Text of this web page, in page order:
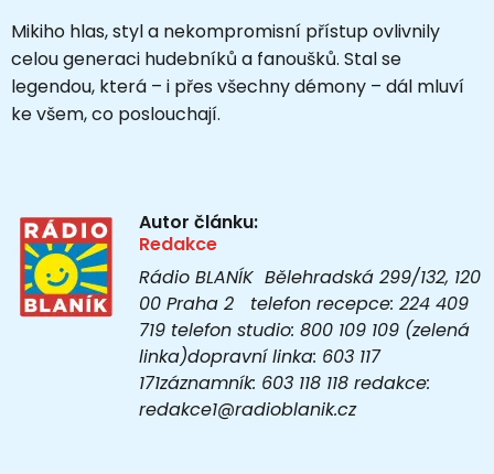
Mikiho hlas, styl a nekompromisní přístup ovlivnily
celou generaci hudebníků a fanoušků. Stal se
legendou, která – i přes všechny démony – dál mluví
ke všem, co poslouchají.
Autor článku:
Redakce
Rádio BLANÍK Bělehradská 299/132, 120
00 Praha 2 telefon recepce: 224 409
719 telefon studio: 800 109 109 (zelená
linka)dopravní linka: 603 117
171záznamník: 603 118 118 redakce:
redakce1@radioblanik.cz